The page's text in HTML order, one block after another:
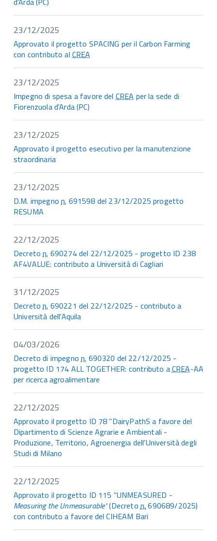
23/12/2025
Approvato il progetto SPACING per il Carbon Farming
con contributo alCREA
23/12/2025
Impegno di spesa a favore delCREA per la sede di
Fiorenzuola d'Arda (PC)
23/12/2025
Approvato il progetto esecutivo per la manutenzione
straordinaria
23/12/2025
D.M. impegnon. 691598 del 23/12/2025 progetto
RESUMA
22/12/2025
Decreton. 690274 del 22/12/2025 - progetto ID 238
AF4VALUE: contributo a Università di Cagliari
31/12/2025
Decreton. 690221 del 22/12/2025 - contributo a
Università dell'Aquila
04/03/2026
Decreto di impegnon. 690320 del 22/12/2025 -
progetto ID 174 ALL TOGETHER: contributo aCREA-AA
per ricerca agroalimentare
22/12/2025
Approvato il progetto ID 78 "DairyPathS a favore del
Dipartimento di Scienze Agrarie e Ambientali -
Produzione, Territorio, Agroenergia dell'Università degli
Studi di Milano
22/12/2025
Approvato il progetto ID 115 "UNMEASURED -
Measuring the Unmeasurable"(Decreton.690689/2025)
con contributo a favore del CIHEAM Bari